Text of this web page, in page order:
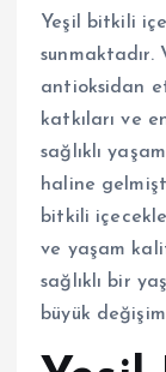
Yeşil bitkili
antioksidan
katkıları ve
sağlıklı
haline
bitkili
ve yaşam
sağlıklı bir
büyük